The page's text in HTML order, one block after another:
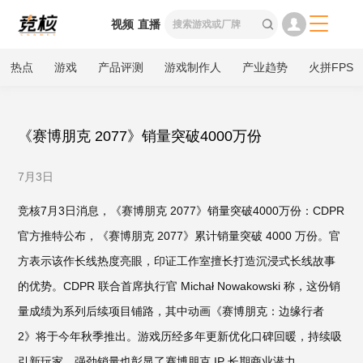
视频 直播  
热点 游戏 产品评测 游戏制作人 产业趋势 火拼FPS
《赛博朋克 2077》销量突破4000万份
7月3日
竞核7月3日消息，《赛博朋克 2077》销量突破4000万份：CDPR
官方推特公布，《赛博朋克 2077》累计销量突破 4000 万份。官
方表示该作长线热度亮眼，印证工作室擅长打造沉浸式长线故事
的优势。CDPR 联合首席执行官 Michał Nowakowski 称，这份销
量成绩为系列后续项目铺路，其中动画《赛博朋克：边缘行者
2》将于今年秋季推出。游戏历经多年更新优化口碑回暖，持续吸